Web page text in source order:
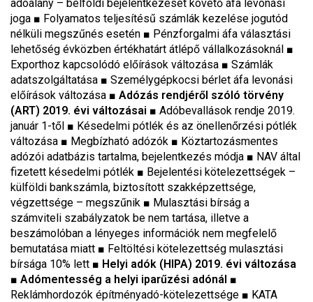
adóalany – belföldi bejelentkezését követő áfa levonási
joga ■ Folyamatos teljesítésű számlák kezelése jogutód
nélküli megszűnés esetén ■ Pénzforgalmi áfa választási
lehetőség évközben értékhatárt átlépő vállalkozásoknál ■
Exporthoz kapcsolódó előírások változása ■ Számlák
adatszolgáltatása ■ Személygépkocsi bérlet áfa levonási
előírások változása ■ Adózás rendjéről szóló törvény
(ART) 2019. évi változásai ■ Adóbevallások rendje 2019.
január 1-től ■ Késedelmi pótlék és az önellenőrzési pótlék
változása ■ Megbízható adózók ■ Köztartozásmentes
adózói adatbázis tartalma, bejelentkezés módja ■ NAV által
fizetett késedelmi pótlék ■ Bejelentési kötelezettségek –
külföldi bankszámla, biztosított szakképzettsége,
végzettsége – megszűnik ■ Mulasztási bírság a
számviteli szabályzatok be nem tartása, illetve a
beszámolóban a lényeges információk nem megfelelő
bemutatása miatt ■ Feltöltési kötelezettség mulasztási
bírsága 10% lett ■ Helyi adók (HIPA) 2019. évi változása
■ Adómentesség a helyi iparűzési adónál ■
Reklámhordozók építményadó-kötelezettsége ■ KATA